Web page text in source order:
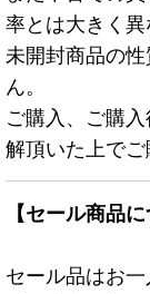
率とは大きく異
未開封商品の
ん。
ご購入、ご購
解頂いた上でご
【セール商品に
セール品はお